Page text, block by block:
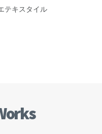
テキスタイル